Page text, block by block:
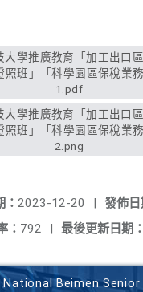
班」「科學園區保稅業務
1.pdf
班」「科學園區保稅業務
2.png
發佈日
： 2023-12-20
|
最後更新日期：
： 792 |
National Beimen